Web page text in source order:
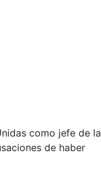
como jefe de la
de haber